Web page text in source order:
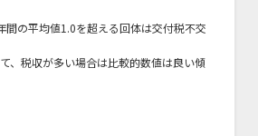
間の平均値1.0を超える回体は交付税不交
、税収が多い場合は比較的数値は良い傾